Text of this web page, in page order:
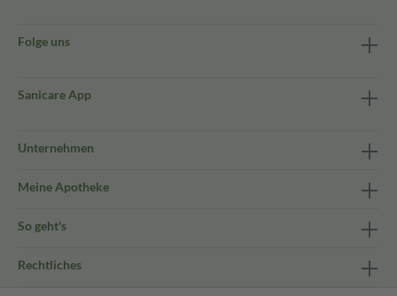
Folge uns
Sanicare App
Unternehmen
Meine Apotheke
So geht's
Rechtliches